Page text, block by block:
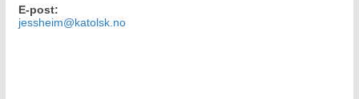
E-post:
jessheim@katolsk.no